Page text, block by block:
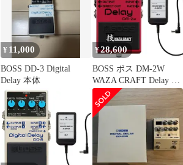
¥ 11,000
BOSS DD-3 Digital
Delay 本体
¥28,600
BOSS ボス DM-2W
WAZA CRAFT Delay デ
ィレイ + ACアダプター
FREE THE TONE SP-9
セット